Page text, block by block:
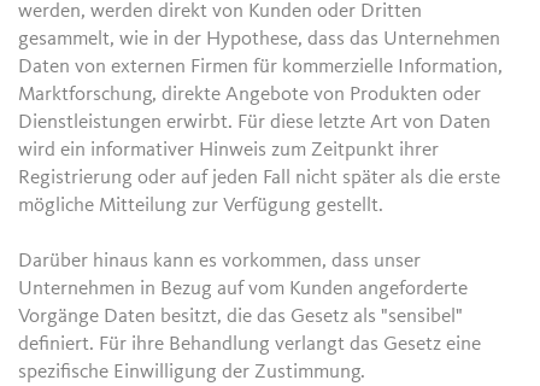
werden, werden direkt von Kunden oder Dritten
gesammelt, wie in der Hypothese, dass das Unternehmen
Daten von externen Firmen für kommerzielle Information,
Marktforschung, direkte Angebote von Produkten oder
Dienstleistungen erwirbt. Für diese letzte Art von Daten
wird ein informativer Hinweis zum Zeitpunkt ihrer
Registrierung oder auf jeden Fall nicht später als die erste
mögliche Mitteilung zur Verfügung gestellt.
Darüber hinaus kann es vorkommen, dass unser
Unternehmen in Bezug auf vom Kunden angeforderte
Vorgänge Daten besitzt, die das Gesetz als "sensibel"
definiert. Für ihre Behandlung verlangt das Gesetz eine
spezifische Einwilligung der Zustimmung.